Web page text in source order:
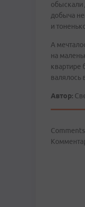
обыскали
добыча
и
А
на
квартире
валялось
Автор: